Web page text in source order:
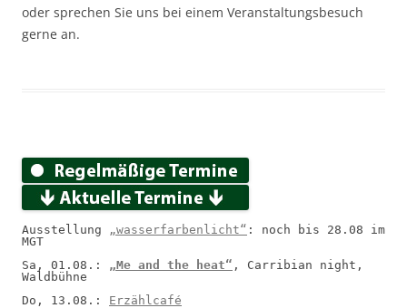
oder sprechen Sie uns bei einem Veranstaltungsbesuch
gerne an.
Ausstellung „wasserfarbenlicht“ : noch bis 28.08 im
MGT
Sa, 01.08.: „Me and the heat“ , Carribian night,
Waldbühne
Do, 13.08.: Erzählcafé